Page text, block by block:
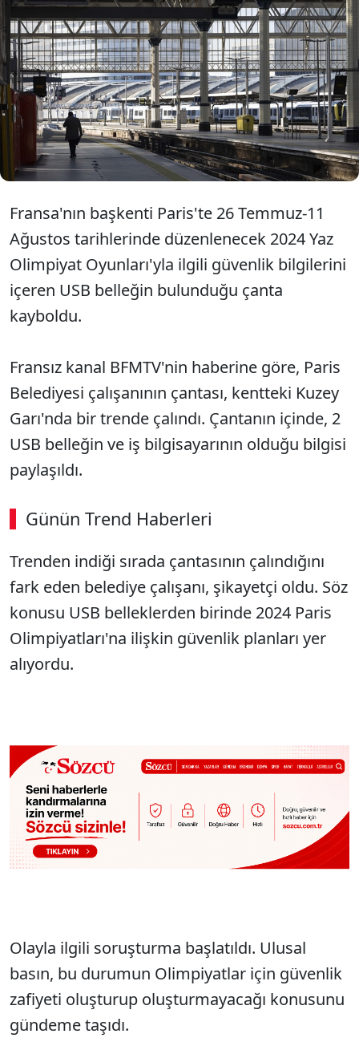
2024 Paris Olimpiyatları'na ilişkin
güvenlik bilgilerinin bulunduğu
USB bellek çalındı.
Fransa'nın başkenti Paris'te 26 Temmuz-11
Ağustos tarihlerinde düzenlenecek 2024 Yaz
Olimpiyat Oyunları'yla ilgili güvenlik bilgilerini
içeren USB belleğin bulunduğu çanta
kayboldu.
Fransız kanal BFMTV'nin haberine göre, Paris
Belediyesi çalışanının çantası, kentteki Kuzey
Garı'nda bir trende çalındı. Çantanın içinde, 2
USB belleğin ve iş bilgisayarının olduğu bilgisi
paylaşıldı.
Günün Trend Haberleri
00:02 / 03:53
Sesi Aç
Trenden indiği sırada çantasının çalındığını
fark eden belediye çalışanı, şikayetçi oldu. Söz
konusu USB belleklerden birinde 2024 Paris
Olimpiyatları'na ilişkin güvenlik planları yer
alıyordu.
Olayla ilgili soruşturma başlatıldı. Ulusal
basın, bu durumun Olimpiyatlar için güvenlik
zafiyeti oluşturup oluşturmayacağı konusunu
gündeme taşıdı.